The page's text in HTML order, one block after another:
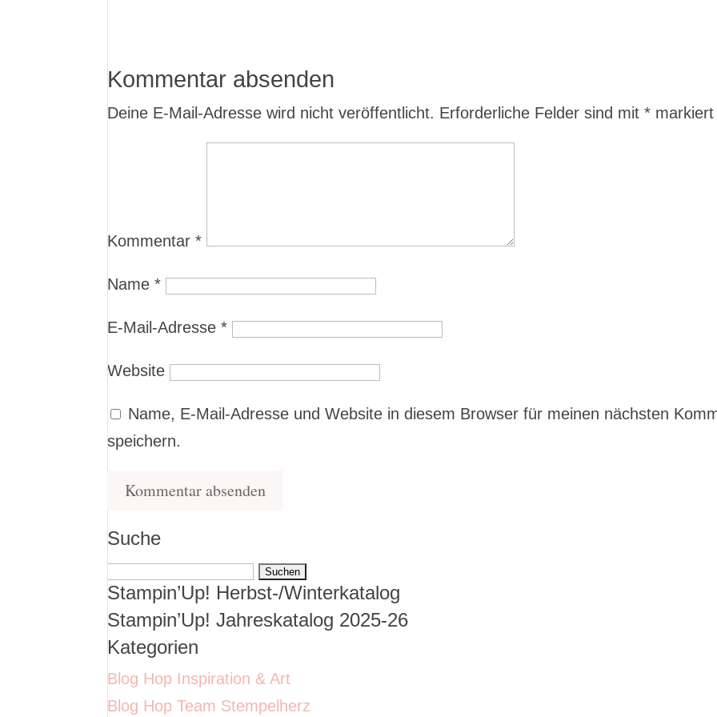
Kommentar absenden
Deine E-Mail-Adresse wird nicht veröffentlicht. Erforderliche Felder sind mit* markiert
Kommentar*
Name*
E-Mail-Adresse*
Website
Name, E-Mail-Adresse und Website in diesem Browser für meinen nächsten
speichern.
Suche
Suchen
nach:
Stampin’Up! Herbst-/Winterkatalog
Stampin’Up! Jahreskatalog 2025-26
Kategorien
Blog Hop Inspiration & Art
Blog Hop Team Stempelherz